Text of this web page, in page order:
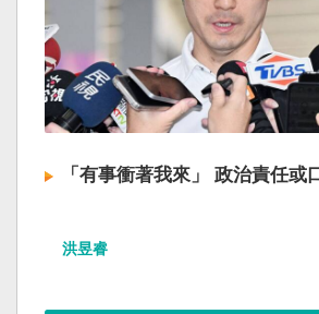
「有事衝著我來」 政治責任或
洪昱睿